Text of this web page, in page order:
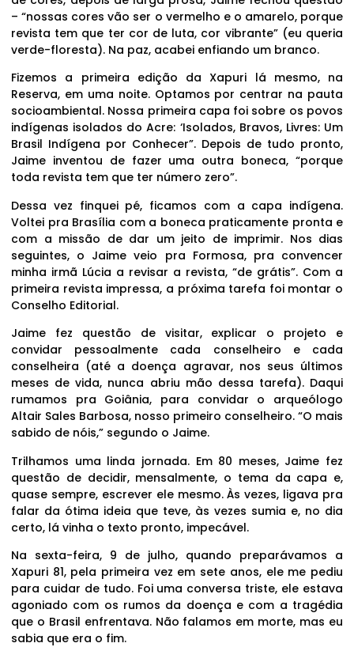
– “nossas cores vão ser o vermelho e o amarelo, porque
revista tem que ter cor de luta, cor vibrante” (eu queria
verde-floresta). Na paz, acabei enfiando um branco.
Fizemos a primeira edição da Xapuri lá mesmo, na
Reserva, em uma noite. Optamos por centrar na pauta
socioambiental. Nossa primeira capa foi sobre os povos
indígenas isolados do Acre: ‘Isolados, Bravos, Livres: Um
Brasil Indígena por Conhecer”. Depois de tudo pronto,
Jaime inventou de fazer uma outra boneca, “porque
toda revista tem que ter número zero”.
Dessa vez finquei pé, ficamos com a capa indígena.
Voltei pra Brasília com a boneca praticamente pronta e
com a missão de dar um jeito de imprimir. Nos dias
seguintes, o Jaime veio pra Formosa, pra convencer
minha irmã Lúcia a revisar a revista, “de grátis”. Com a
primeira revista impressa, a próxima tarefa foi montar o
Conselho Editorial.
Jaime fez questão de visitar, explicar o projeto e
convidar pessoalmente cada conselheiro e cada
conselheira (até a doença agravar, nos seus últimos
meses de vida, nunca abriu mão dessa tarefa). Daqui
rumamos pra Goiânia, para convidar o arqueólogo
Altair Sales Barbosa, nosso primeiro conselheiro. “O mais
sabido de nóis,” segundo o Jaime.
Trilhamos uma linda jornada. Em 80 meses, Jaime fez
questão de decidir, mensalmente, o tema da capa e,
quase sempre, escrever ele mesmo. Às vezes, ligava pra
falar da ótima ideia que teve, às vezes sumia e, no dia
certo, lá vinha o texto pronto, impecável.
Na sexta-feira, 9 de julho, quando preparávamos a
Xapuri 81, pela primeira vez em sete anos, ele me pediu
para cuidar de tudo. Foi uma conversa triste, ele estava
agoniado com os rumos da doença e com a tragédia
que o Brasil enfrentava. Não falamos em morte, mas eu
sabia que era o fim.